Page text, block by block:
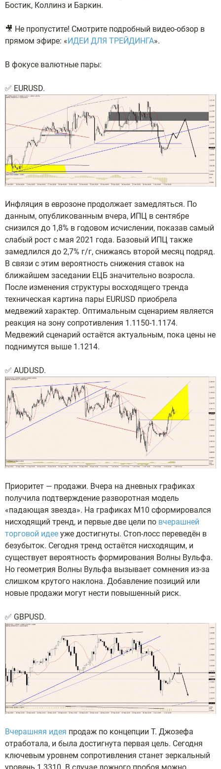
Бостик, Коллинз и Баркин.
🎥 Не пропустите! Смотрите подробный видео-обзор в
прямом эфире: «ИДЕИ ДЛЯ ТРЕЙДИНГА».
В фокусе валютные пары:
✅ EURUSD.
Инфляция в еврозоне продолжает замедляться. По
данным, опубликованным вчера, ИПЦ в сентябре
снизился до 1,8% в годовом исчислении, показав самый
слабый рост с мая 2021 года. Базовый ИПЦ также
замедлился до 2,7% г/г, снижаясь второй месяц подряд.
В связи с этим вероятность снижения ставок на
ближайшем заседании ЕЦБ значительно возросла.
После изменения структуры восходящего тренда
техническая картина пары EURUSD приобрела
медвежий характер. Оптимальным сценарием является
реакция на зону сопротивления 1.1150-1.1174.
Медвежий сценарий остаётся актуальным, пока цены не
поднимутся выше 1.1214.
✅ AUDUSD.
Приоритет — продажи. Вчера на дневных графиках
получила подтверждение разворотная модель
«падающая звезда». На графиках M10 сформировался
нисходящий тренд, и первые две цели по вчерашней
торговой идее уже достигнуты. Стоп-лосс переведён в
безубыток. Сегодня тренд остаётся нисходящим, и
существует вероятность формирования Волны Вульфа.
Но геометрия Волны Вульфа вызывает сомнения из-за
слишком крутого наклона. Добавление позиций или
новые продажи могут нести повышенный риск.
✅ GBPUSD.
Вчерашняя идея продаж по концепции Т. Джозефа
отработала, и была достигнута первая цель. Сегодня
ключевым уровнем сопротивления станет зеркальный
уровень 1.3310. В случае ложного пробоя можно